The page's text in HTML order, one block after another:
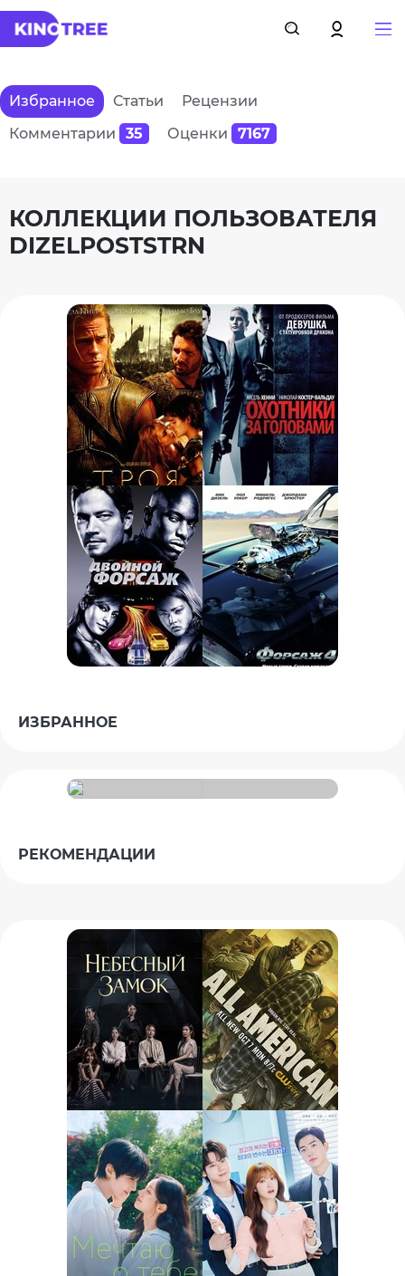
Избранное Статьи
Рецензии
Комментарии
35 Оценки 7167
КОЛЛЕКЦИИ ПОЛЬЗОВАТЕЛЯ
DIZELPOSTSTRN
ИЗБРАННОЕ
РЕКОМЕНДАЦИИ